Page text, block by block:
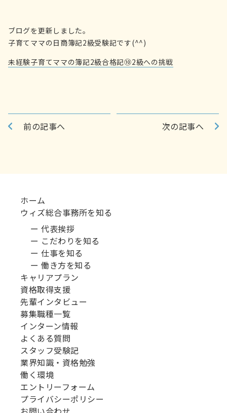
ブログを更新しました。
子育てママの日商簿記2級受験記です(^^)
未経験子育てママの簿記2級合格記⑩2級への挑戦
前の記事へ 次の記事へ
ホーム
ウィズ総合事務所を知る
ー 代表挨拶
ー こだわりを知る
ー 仕事を知る
ー 働き方を知る
キャリアプラン
資格取得支援
先輩インタビュー
募集職種一覧
インターン情報
よくある質問
スタッフ受験記
業界知識・資格勉強
働く環境
エントリーフォーム
プライバシーポリシー